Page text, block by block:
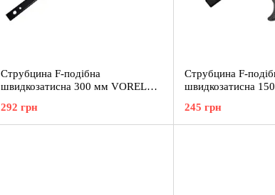
Струбцина F-подібна
швидкозатисна 300 мм VOREL
292 грн
Струбцина F-
швидкозатисна
245 грн